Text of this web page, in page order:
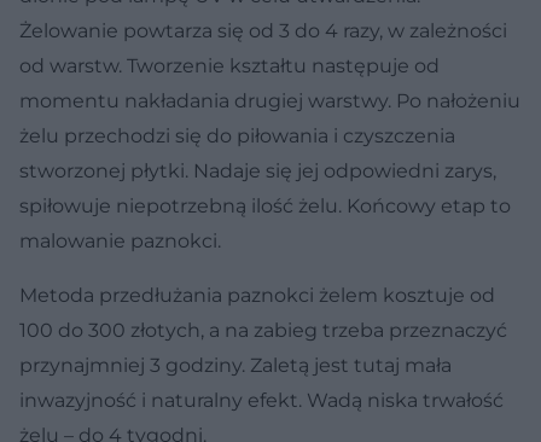
Żelowanie powtarza się od 3 do 4 razy, w zależności
od warstw. Tworzenie kształtu następuje od
momentu nakładania drugiej warstwy. Po nałożeniu
żelu przechodzi się do piłowania i czyszczenia
stworzonej płytki. Nadaje się jej odpowiedni zarys,
spiłowuje niepotrzebną ilość żelu. Końcowy etap to
malowanie paznokci.
Metoda przedłużania paznokci żelem kosztuje od
100 do 300 złotych, a na zabieg trzeba przeznaczyć
przynajmniej 3 godziny. Zaletą jest tutaj mała
inwazyjność i naturalny efekt. Wadą niska trwałość
żelu – do 4 tygodni.